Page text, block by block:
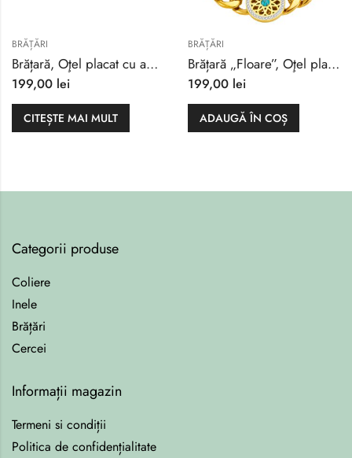
BRĂȚĂRI
Brățară, Oţel placat cu aur 18K
199,00 lei
CITEȘTE MAI MULT
BRĂȚĂRI
Brățară „Floare”, Oţel placat cu aur 18K
199,00 lei
ADAUGĂ ÎN COȘ
Categorii produse
Coliere
Inele
Brățări
Cercei
Informații magazin
Termeni si condiții
Politica de confidențialitate